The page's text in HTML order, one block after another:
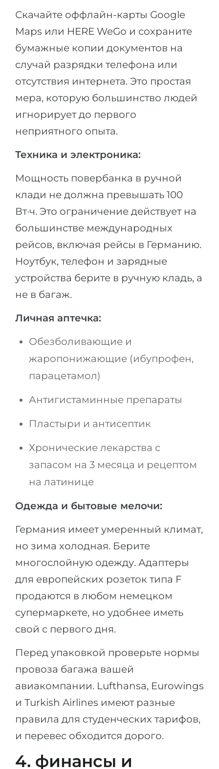
Скачайте оффлайн-карты Google
Maps или HERE WeGo и сохраните
бумажные копии документов на
случай разрядки телефона или
отсутствия интернета. Это простая
мера, которую большинство людей
игнорирует до первого
неприятного опыта.
Техника и электроника:
Мощность повербанка в ручной
клади не должна превышать 100
Вт·ч. Это ограничение действует на
большинстве международных
рейсов, включая рейсы в Германию.
Ноутбук, телефон и зарядные
устройства берите в ручную кладь, а
не в багаж.
Личная аптечка:
Обезболивающие и
жаропонижающие (ибупрофен,
парацетамол)
Антигистаминные препараты
Пластыри и антисептик
Хронические лекарства с
запасом на 3 месяца и рецептом
на латинице
Одежда и бытовые мелочи:
Германия имеет умеренный климат,
но зима холодная. Берите
многослойную одежду. Адаптеры
для европейских розеток типа F
продаются в любом немецком
супермаркете, но удобнее иметь
свой с первого дня.
Перед упаковкой проверьте нормы
провоза багажа вашей
авиакомпании. Lufthansa, Eurowings
и Turkish Airlines имеют разные
правила для студенческих тарифов,
и перевес обходится дорого.
4. финансы и